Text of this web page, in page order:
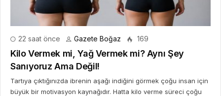
22 saat önce Gazete Boğaz 169
Kilo Vermek mi, Yağ Vermek mi? Aynı Şey
Sanıyoruz Ama Değil!
Tartıya çıktığınızda ibrenin aşağı indiğini görmek çoğu insan için
büyük bir motivasyon kaynağıdır. Hatta kilo verme süreci çoğu